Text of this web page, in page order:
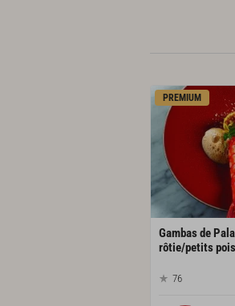
PREMIUM
Gambas de
rôtie/petits
76